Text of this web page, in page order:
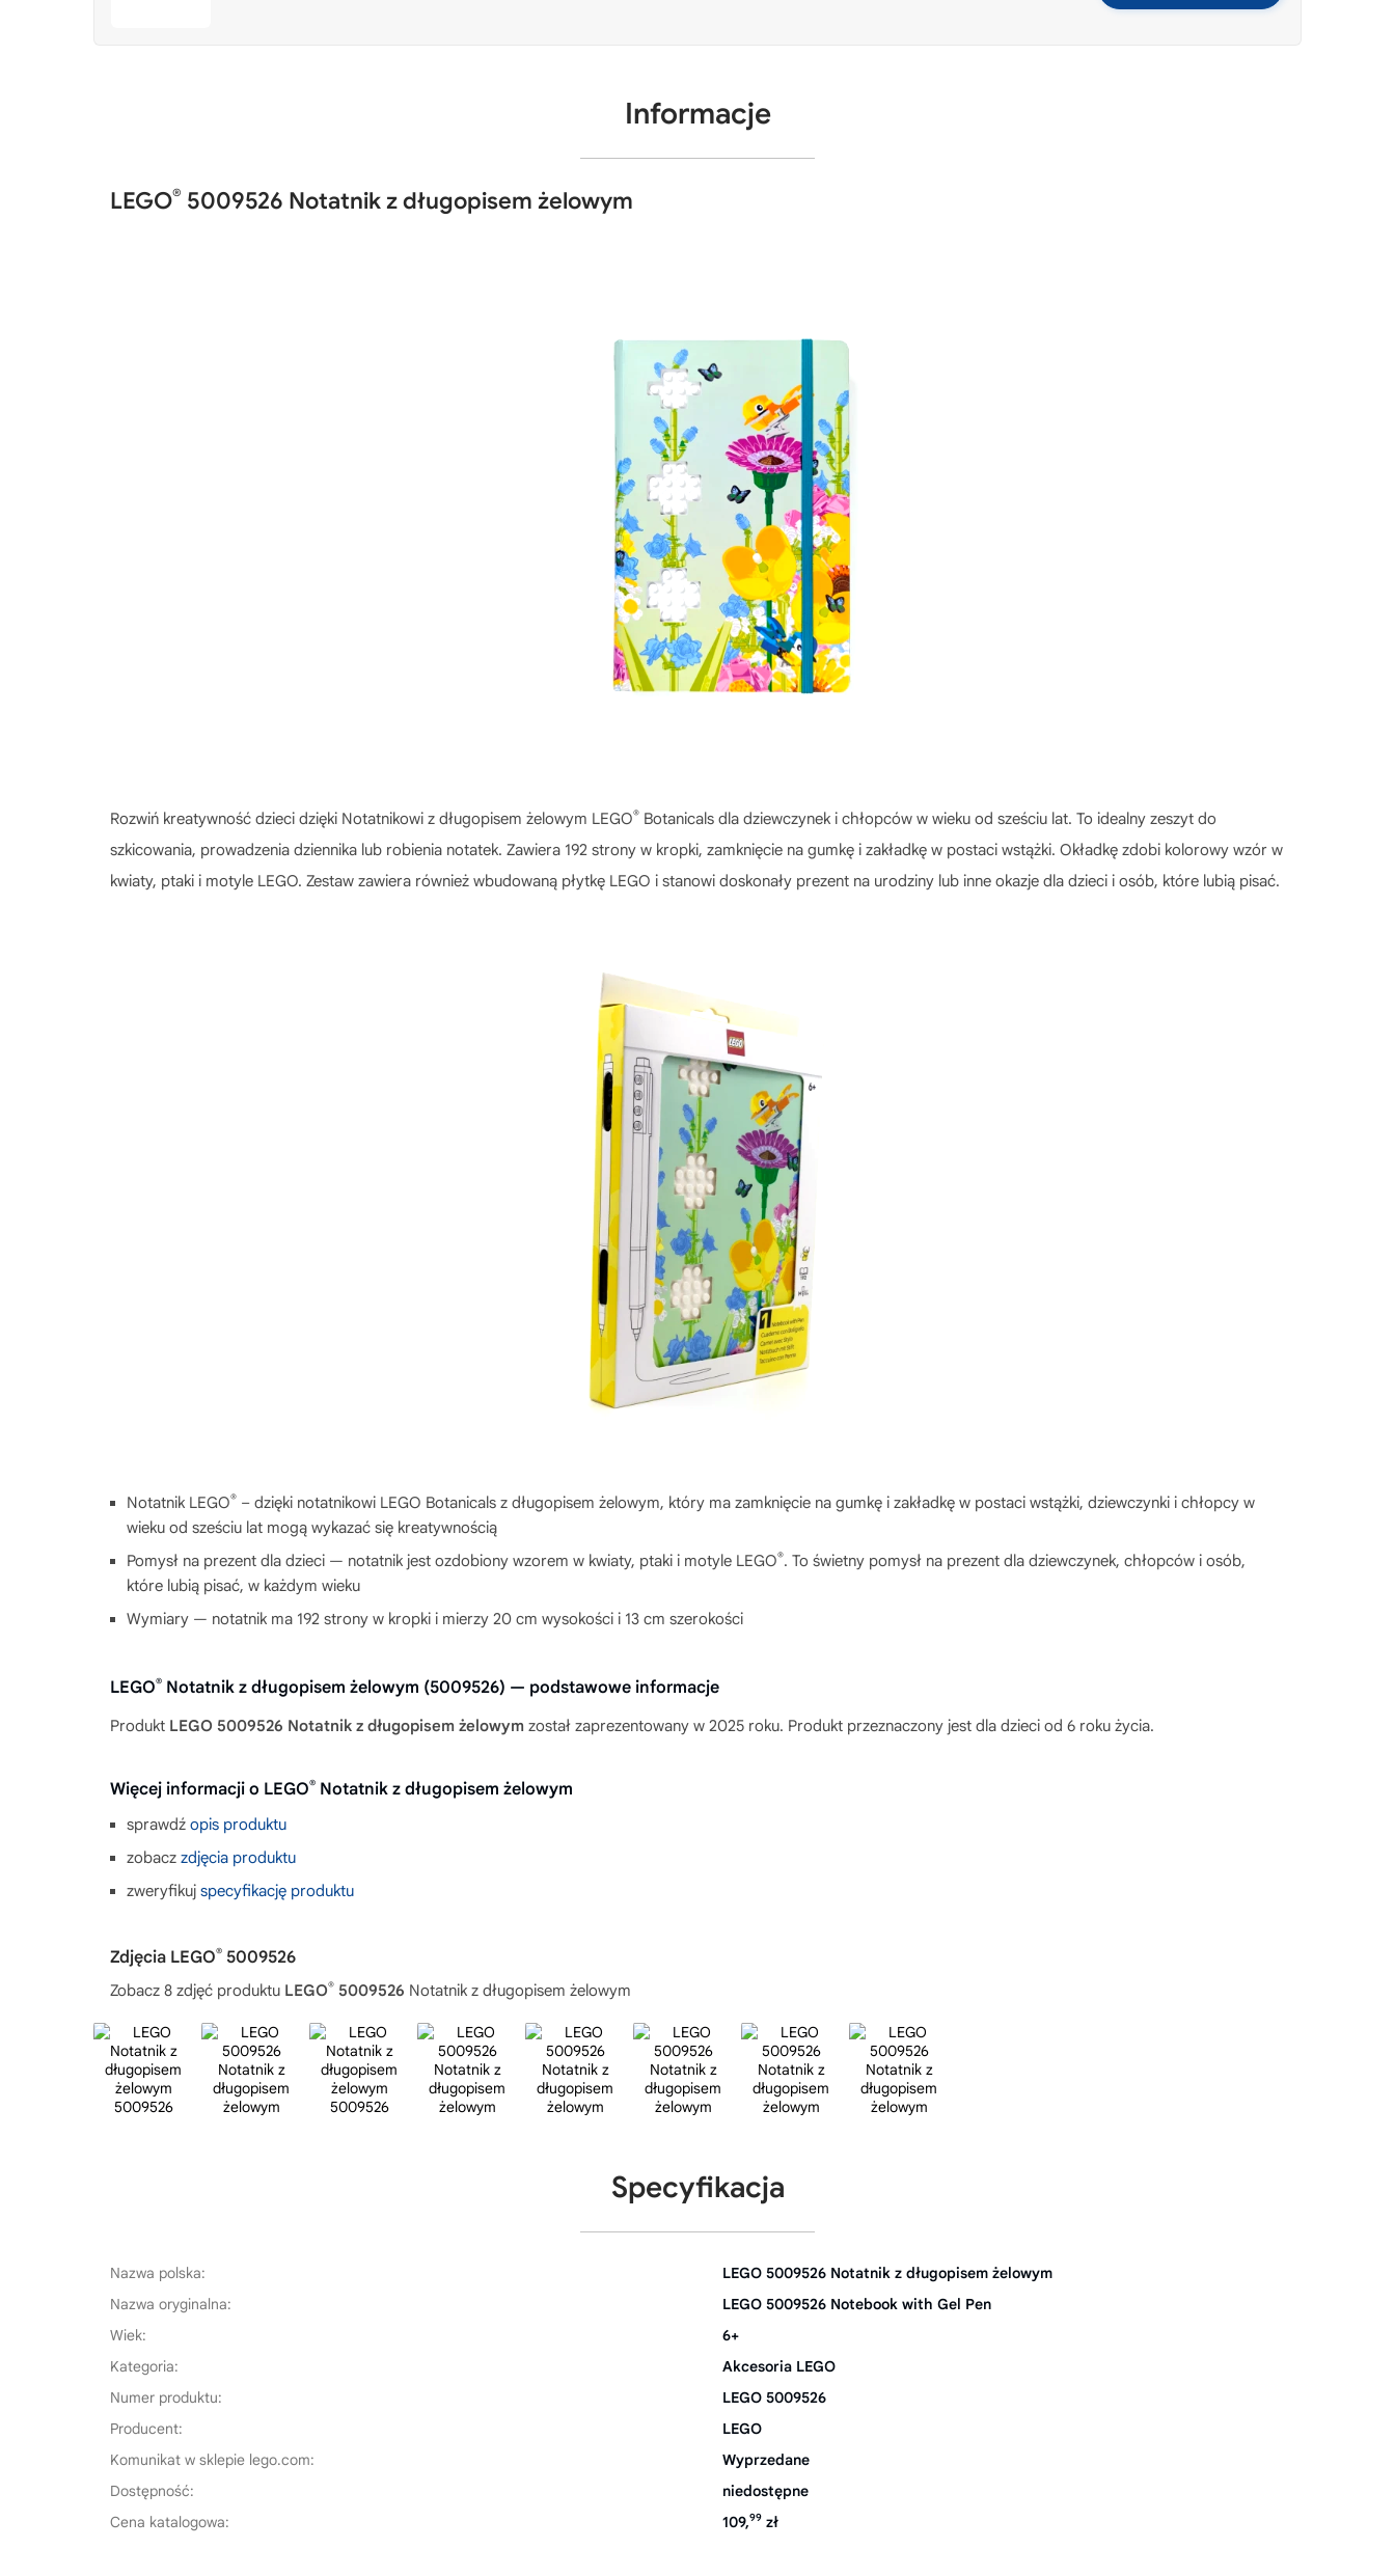
Informacje
LEGO® 5009526 Notatnik z długopisem żelowym
Rozwiń kreatywność dzieci dzięki Notatnikowi z długopisem żelowym LEGO® Botanicals dla dziewczynek i chłopców w wieku od sześciu lat. To idealny zeszyt do
szkicowania, prowadzenia dziennika lub robienia notatek. Zawiera 192 strony w kropki, zamknięcie na gumkę i zakładkę w postaci wstążki. Okładkę zdobi kolorowy wzór w
kwiaty, ptaki i motyle LEGO. Zestaw zawiera również wbudowaną płytkę LEGO i stanowi doskonały prezent na urodziny lub inne okazje dla dzieci i osób, które lubią pisać.
Notatnik LEGO® – dzięki notatnikowi LEGO Botanicals z długopisem żelowym, który ma zamknięcie na gumkę i zakładkę w postaci wstążki, dziewczynki i chłopcy w
wieku od sześciu lat mogą wykazać się kreatywnością
Pomysł na prezent dla dzieci — notatnik jest ozdobiony wzorem w kwiaty, ptaki i motyle LEGO®. To świetny pomysł na prezent dla dziewczynek, chłopców i osób,
które lubią pisać, w każdym wieku
Wymiary — notatnik ma 192 strony w kropki i mierzy 20 cm wysokości i 13 cm szerokości
LEGO® Notatnik z długopisem żelowym (5009526) — podstawowe informacje
Produkt LEGO 5009526 Notatnik z długopisem żelowym został zaprezentowany w 2025 roku. Produkt przeznaczony jest dla dzieci od 6 roku życia.
Więcej informacji o LEGO® Notatnik z długopisem żelowym
sprawdź opis produktu
zobacz zdjęcia produktu
zweryfikuj specyfikację produktu
Zdjęcia LEGO® 5009526
Zobacz 8 zdjęć produktu LEGO® 5009526 Notatnik z długopisem żelowym
Specyfikacja
Nazwa polska:
LEGO 5009526 Notatnik z długopisem żelowym
Nazwa oryginalna:
LEGO 5009526 Notebook with Gel Pen
Wiek:
6+
Kategoria:
Akcesoria LEGO
Numer produktu:
LEGO 5009526
Producent:
LEGO
Komunikat w sklepie lego.com:
Wyprzedane
Dostępność:
niedostępne
Cena katalogowa:
109,99 zł